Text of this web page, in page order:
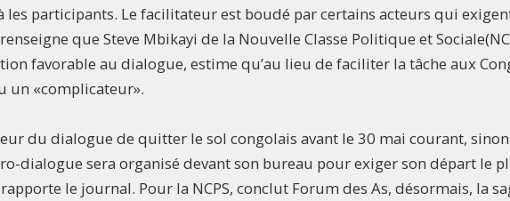
les participants. Le facilitateur est boudé par certains acteurs qui
renseigne que Steve Mbikayi de la Nouvelle Classe Politique et
favorable au dialogue, estime qu’au lieu de faciliter la tâche aux
un «complicateur».
du dialogue de quitter le sol congolais avant le 30 mai courant,
dialogue sera organisé devant son bureau pour exiger son départ le
le journal. Pour la NCPS, conclut Forum des As, désormais, la